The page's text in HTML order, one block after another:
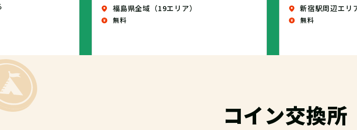
福島県全域（19エリア）
無料 無料
コイン交換所